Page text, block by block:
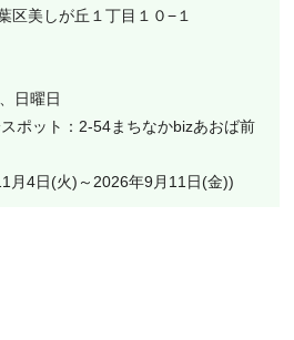
市青葉区美しが丘１丁目１０−１
日曜日
ポット：2-54まちなかbizあおば前
月4日(火)～2026年9月11日(金))